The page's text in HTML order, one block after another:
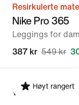
Resirkulerte
Nike Pro 365
Leggings for
387 kr 549 kr
Høyt rangert
Velg størrelse